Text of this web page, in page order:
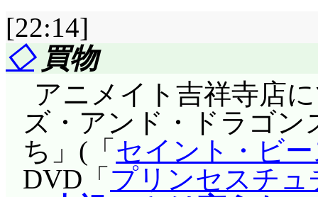
なのかなあと思った
地球に来るまでのカ
p01より)って, 何よそ
コ来ているのに「後7
後した理由が今だ不
あやめがワイヤーよ
るんじゃないかとい
ーとクラウスを脅す
(^^;;; お弁当, 戦闘中
情が凄いなあ。
ヴィンセントに「シ
捕りにせよ」との勅
[22:14]
◇買物
アニメイト吉祥寺店
ズ・アンド・ドラゴン
ち」(「 セイント・ビ
DVD「 プリンセスチュ